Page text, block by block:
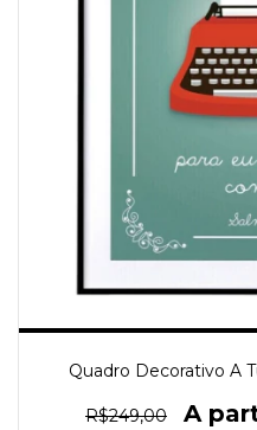
Quadro Decorativo A
R$249,00